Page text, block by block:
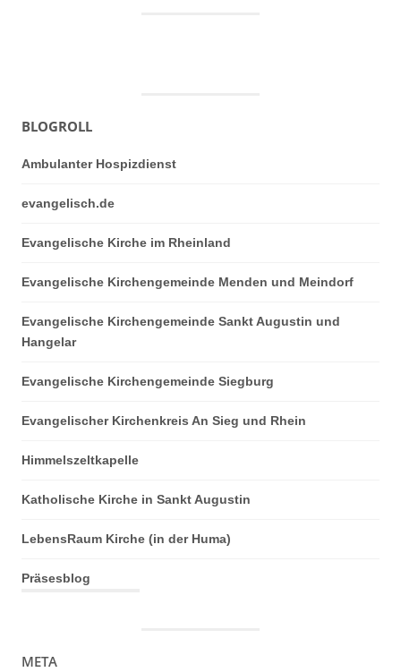
BLOGROLL
Ambulanter Hospizdienst
evangelisch.de
Evangelische Kirche im Rheinland
Evangelische Kirchengemeinde Menden und Meindorf
Evangelische Kirchengemeinde Sankt Augustin und
Hangelar
Evangelische Kirchengemeinde Siegburg
Evangelischer Kirchenkreis An Sieg und Rhein
Himmelszeltkapelle
Katholische Kirche in Sankt Augustin
LebensRaum Kirche (in der Huma)
Präsesblog
META